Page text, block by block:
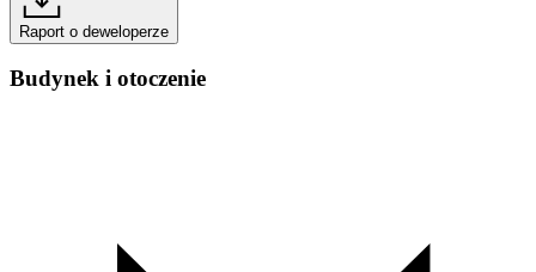
Raport o deweloperze
Budynek i otoczenie